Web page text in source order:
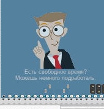
Есть свободное время?
Можешь немного подработать.